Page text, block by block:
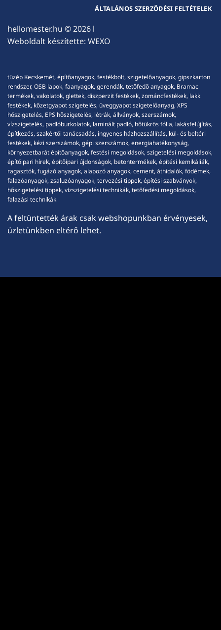
hellomester.hu © 2026 l
Weboldalt készítette: WEXO
ÁLTALÁNOS SZERZŐDÉSI FELTÉTELEK
tüzép Kecskemét, építőanyagok, festékbolt, szigetelőanyagok, gipszkarton
rendszer, OSB lapok, faanyagok, gerendák, tetőfedő anyagok, Bramac
termékek, vakolatok, glettek, diszperzit festékek, zománcfestékek, lakk
festékek, kőzetgyapot szigetelés, üveggyapot szigetelőanyag, XPS
hőszigetelés, EPS hőszigetelés, létrák, állványok, szerszámok,
vízszigetelés, padlóburkolatok, laminált padló, hőtükrös fólia, lakásfelújítás,
építkezés, szakértői tanácsadás, ingyenes házhozszállítás, kül- és beltéri
festékek, kézi szerszámok, gépi szerszámok, energiahatékonyság,
környezetbarát építőanyagok, festési megoldások, szigetelési megoldások,
építőipari hírek, építőipari újdonságok, betontermékek, építési kemikáliák,
ragasztók, fugázó anyagok, alapozó anyagok, cement, áthidalók, födémek,
falazóanyagok, zsaluzóanyagok, tervezési tippek, építési szabványok,
hőszigetelési tippek, vízszigetelési technikák, tetőfedési megoldások,
falazási technikák
A feltüntették árak csak webshopunkban érvényesek,
üzletünkben eltérő lehet.